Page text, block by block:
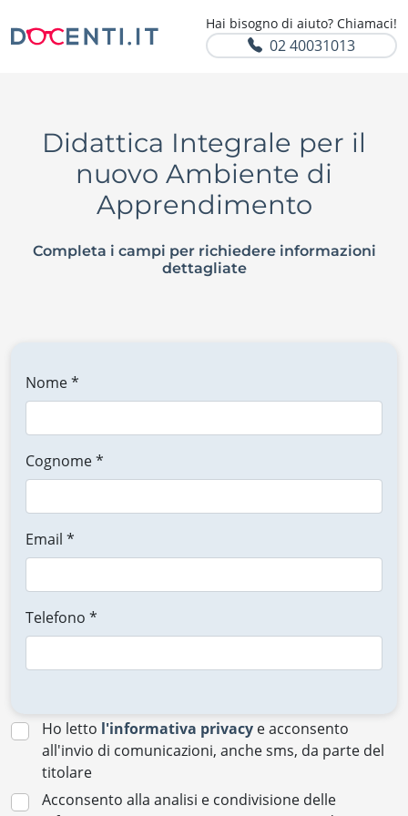
Hai bisogno di aiuto? Chiamaci!
02 40031013
Didattica Integrale per il
nuovo Ambiente di
Apprendimento
Completa i campi per richiedere informazioni
dettagliate
Nome *
Cognome *
Email *
Telefono *
Ho letto l'informativa privacy e acconsento
all'invio di comunicazioni, anche sms, da parte del
titolare
Acconsento alla analisi e condivisione delle